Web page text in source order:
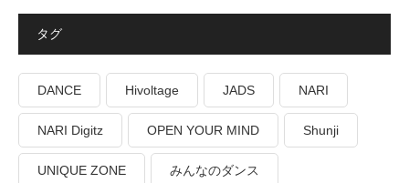
タグ
DANCE Hivoltage JADS NARI
NARI Digitz OPEN YOUR MIND Shunji
UNIQUE ZONE みんなのダンス